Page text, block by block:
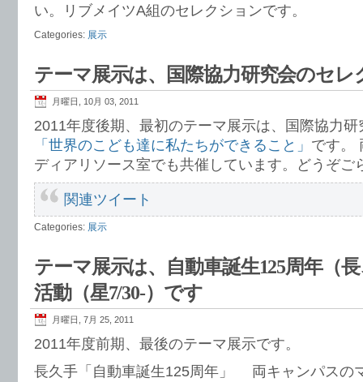
い。リブメイツA組のセレクションです。
Categories: 展示
テーマ展示は、国際協力研究会のセレ
月曜日, 10月 03, 2011
2011年度後期、最初のテーマ展示は、国際協力
「世界のこども達に私たちができること」 です。
ディアリソース室でも共催しています。どうぞご
関連ツイート
Categories: 展示
テーマ展示は、自動車誕生125周年（
活動（星7/30-）です
月曜日, 7月 25, 2011
2011年度前期、最後のテーマ展示です。
長久手「自動車誕生125周年」 両キャンパスの